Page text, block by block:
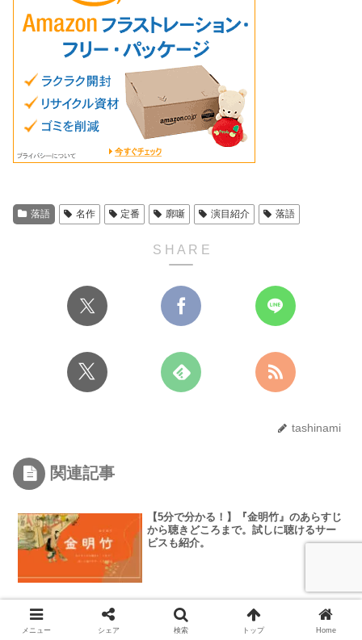
落語 名作 定番 廓噺 演目紹介 落語
S H A R E
tashinami
関連記事
【5分で分かる！】『金明竹』のあらすじ
から聴きどころまで。試しに聴けるサー
ビスも紹介。
【5分で分かる！】『化け物使い』のあら
すじから聴きどころまで。試しに聴ける
メニュー シェア 検索 トップ Home